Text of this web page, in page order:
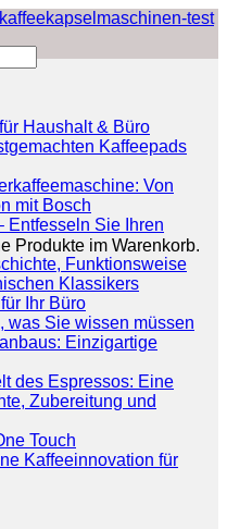
Produkte im Warenkorb.
Haushalt & Büro
Kaffeepads
Von
mit Bosch
Entfesseln Sie Ihren
Funktionsweise
Klassikers
Ihr Büro
was Sie wissen müssen
Einzigartige
des Espressos: Eine
Zubereitung und
Touch
Kaffeeinnovation für